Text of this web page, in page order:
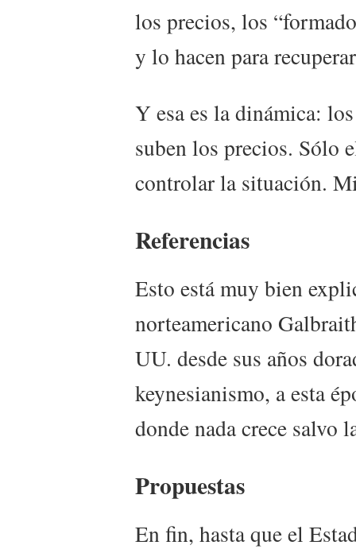
los precios, los
y lo hacen para
Y esa es la dinámica:
suben los precios. Sólo
controlar la situación.
Referencias
Esto está muy bien
norteamericano
UU. desde sus años
keynesianismo, a esta
donde nada crece salvo
Propuestas
En fin, hasta que el